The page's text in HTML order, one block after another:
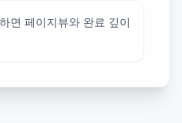
면 페이지뷰와 완료 깊이